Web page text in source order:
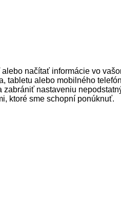
načítať informácie vo
tabletu alebo mobilného
nastaveniu
ktoré sme schopní ponúknuť.